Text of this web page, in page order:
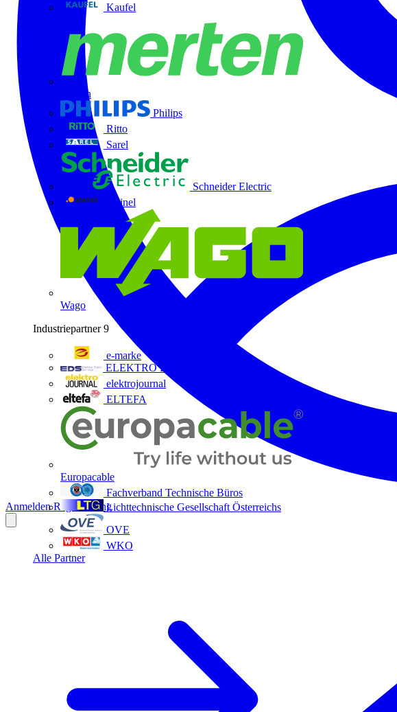
Kaufel
Merten
Philips
Ritto
Sarel
Schneider Electric
Steinel
Wago
Industriepartner 9
e-marke
ELEKTRO Daten Serviceges
elektrojournal
ELTEFA
Europacable
Fachverband Technische Büros
Lichttechnische Gesellschaft Österreichs
OVE
WKO
Alle Partner
AnmeldenRegistrierung